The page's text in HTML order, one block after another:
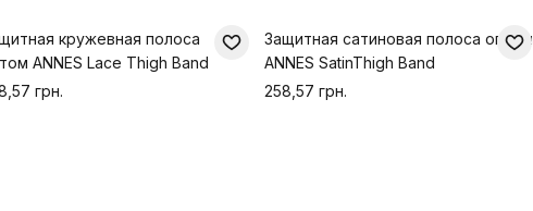
кружевная полоса
ANNES Lace Thigh Band
грн.
Защитная сатиновая полоса оптом
ANNES SatinThigh Band
258,57 грн.